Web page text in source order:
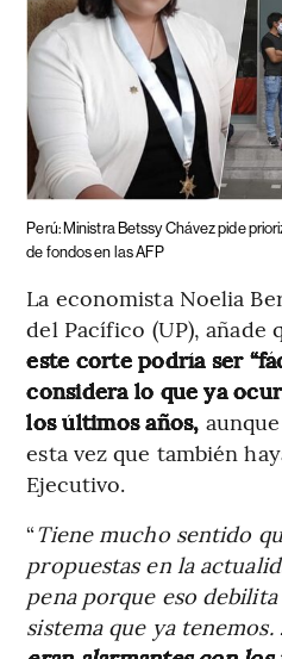
Perú: Ministra Betssy Chávez pide
de fondos en las AFP
La economista Noelia
del Pacífico (UP), añade
este corte podría ser
considera lo que ya
los últimos años,
esta vez que también
Ejecutivo.
“Tiene mucho sentido
propuestas en la
pena porque eso
sistema que ya tenemos.